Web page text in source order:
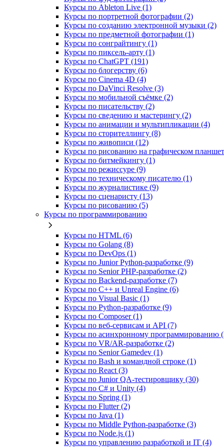
Курсы по Ableton Live (1)
Курсы по портретной фотографии (2)
Курсы по созданию электронной музыки (2)
Курсы по предметной фотографии (1)
Курсы по сонграйтингу (1)
Курсы по пиксель-арту (1)
Курсы по ChatGPT (191)
Курсы по блогерству (6)
Курсы по Cinema 4D (4)
Курсы по DaVinci Resolve (3)
Курсы по мобильной съёмке (2)
Курсы по писательству (2)
Курсы по сведению и мастерингу (2)
Курсы по анимации и мультипликации (4)
Курсы по сторителлингу (8)
Курсы по живописи (12)
Курсы по рисованию на графическом
Курсы по битмейкингу (1)
Курсы по режиссуре (9)
Курсы по техническому писателю (1)
Курсы по журналистике (9)
Курсы по сценаристу (13)
Курсы по рисованию (5)
Курсы по программированию
Курсы по HTML (6)
Курсы по Golang (8)
Курсы по DevOps (1)
Курсы по Junior Python-разработке (9)
Курсы по Senior PHP-разработке (2)
Курсы по Backend‑разработке (7)
Курсы по C++ и Unreal Engine (6)
Курсы по Visual Basic (1)
Курсы по Python-разработке (9)
Курсы по Composer (1)
Курсы по веб‑сервисам и API (7)
Курсы по асинхронному программированию
Курсы по VR/AR‑разработке (2)
Курсы по Senior Gamedev (1)
Курсы по Bash и командной строке (1)
Курсы по React (3)
Курсы по Junior QA-тестировщику (30)
Курсы по C# и Unity (4)
Курсы по Spring (1)
Курсы по Flutter (2)
Курсы по Java (1)
Курсы по Middle Python-разработке (3)
Курсы по Node.js (1)
Курсы по управлению разработкой и IT (4)